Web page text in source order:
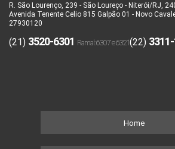
R. São Lourenço, 239 - São Loureço - Niterói/RJ,
Avenida Tenente Celio 815 Galpão 01 - Novo
27930120
(21) 3520-6301 (22)
Home